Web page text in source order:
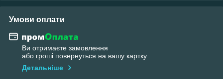
Умови оплати
Ви отримаєте замовлення
або гроші повернуться на вашу картку
Детальніше